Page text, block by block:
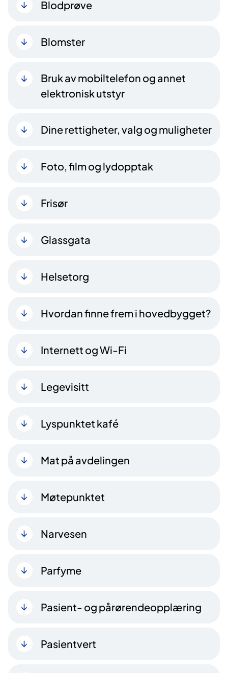
Blodprøve
Blomster
Bruk av mobiltelefon og annet
elektronisk utstyr
Dine rettigheter, valg og muligheter
Foto, film og lydopptak
Frisør
Glassgata
Helsetorg
Hvordan finne frem i hovedbygget?
Internett og Wi-Fi
Legevisitt
Lyspunktet kafé
Mat på avdelingen
Møtepunktet
Narvesen
Parfyme
Pasient- og pårørendeopplæring
Pasientvert